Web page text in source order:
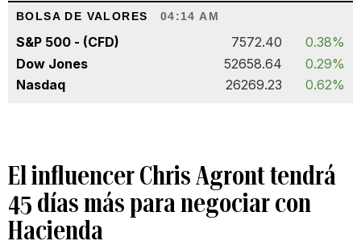
BOLSA DE VALORES 04:14 AM
S&P 500 - (CFD) 7572.40
0.38%
Dow Jones
52658.64
0.29%
Nasdaq
26269.23 0.62%
El influencer Chris Agront tendrá
45 días más para negociar con
Hacienda